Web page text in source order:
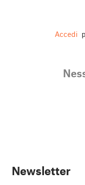
Accedi
Newsletter